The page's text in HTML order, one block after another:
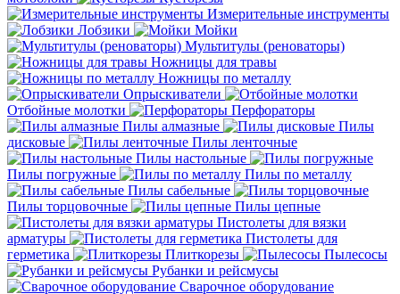
Измерительные инструменты
Лобзики
Мойки
Мультитулы (реноваторы)
Ножницы для травы
Ножницы по металлу
Опрыскиватели
Отбойные молотки
Перфораторы
Пилы алмазные
Пилы
дисковые
Пилы ленточные
Пилы настольные
Пилы погружные
Пилы по металлу
Пилы сабельные
Пилы торцовочные
Пилы цепные
Пистолеты для вязки
арматуры
Пистолеты для
герметика
Плиткорезы
Пылесосы
Рубанки и рейсмусы
Сварочное оборудование